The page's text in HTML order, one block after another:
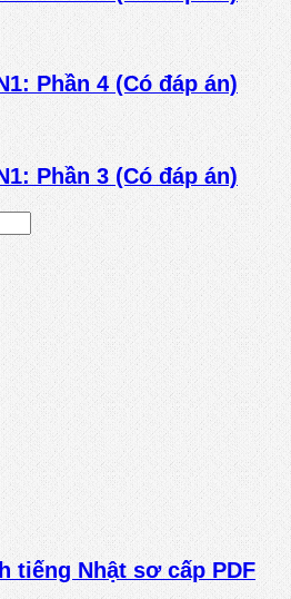
Phần 4 (Có đáp án)
Phần 3 (Có đáp án)
tiếng Nhật sơ cấp PDF